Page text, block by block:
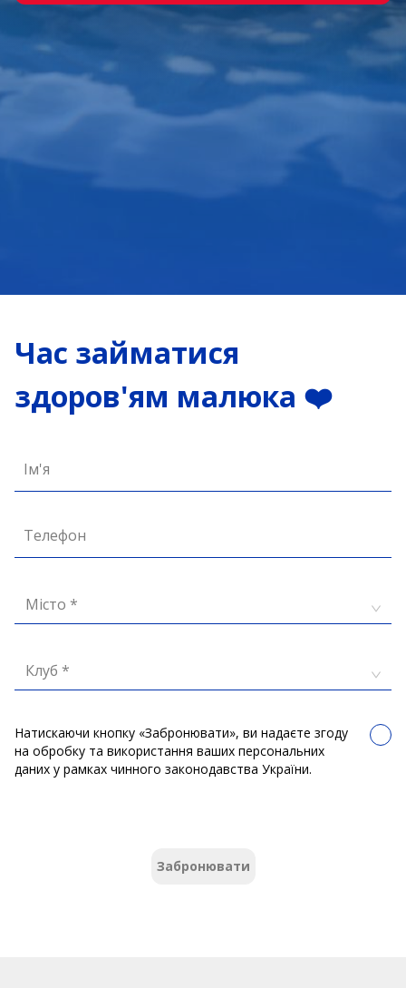
Час займатися
здоров'ям малюка ❤️
Ім'я
Телефон
Місто *
Клуб *
Натискаючи кнопку «Забронювати», ви надаєте згоду
на обробку та використання ваших персональних
даних у рамках чинного законодавства України.
Забронювати